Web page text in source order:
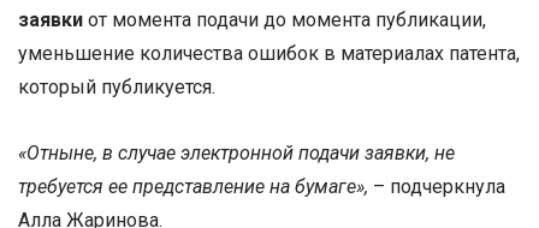
заявки от момента подачи до момента публикации,
уменьшение количества ошибок в материалах патента,
который публикуется.
«Отныне, в случае электронной подачи заявки, не
требуется ее представление на бумаге», – подчеркнула
Алла Жаринова.